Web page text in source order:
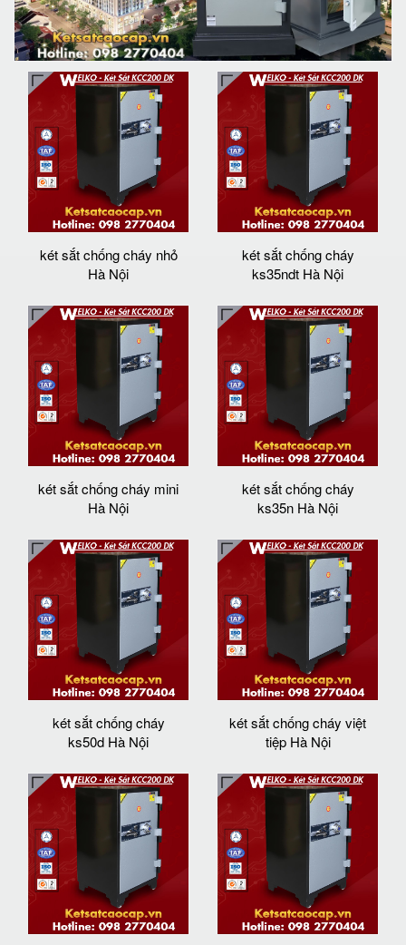
két sắt chống cháy nhỏ
Hà Nội
két sắt chống cháy
ks35ndt Hà Nội
két sắt chống cháy mini
Hà Nội
két sắt chống cháy
ks35n Hà Nội
két sắt chống cháy
ks50d Hà Nội
két sắt chống cháy việt
tiệp Hà Nội